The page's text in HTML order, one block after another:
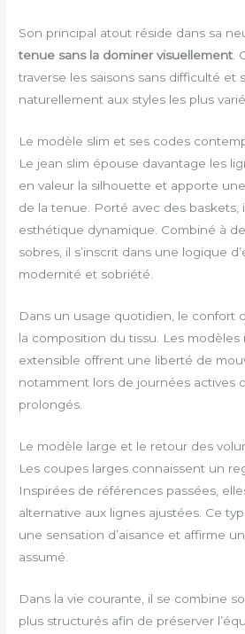
Son principal atout réside dans sa
tenue sans la dominer visuellement.
traverse les saisons sans difficulté et
naturellement aux styles les plus
Le modèle slim et ses codes
Le jean slim épouse davantage les
en valeur la silhouette et apporte
de la tenue. Porté avec des baskets,
esthétique dynamique. Combiné à
sobres, il s’inscrit dans une logique
modernité et sobriété.
Dans un usage quotidien, le confort
la composition du tissu. Les
extensible offrent une liberté de
notamment lors de journées actives
prolongés.
Le modèle large et le retour des
Les coupes larges connaissent un
Inspirées de références passées,
alternative aux lignes ajustées. Ce
une sensation d’aisance et affirme
assumé.
Dans la vie courante, il se combine
plus structurés afin de préserver